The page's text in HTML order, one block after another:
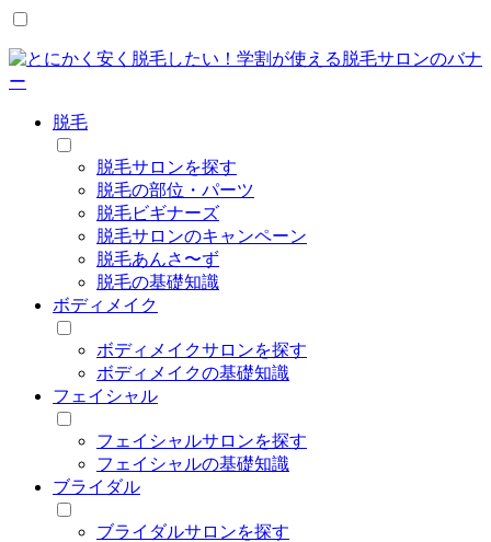
脱毛
脱毛サロンを探す
脱毛の部位・パーツ
脱毛ビギナーズ
脱毛サロンのキャンペーン
脱毛あんさ〜ず
脱毛の基礎知識
ボディメイク
ボディメイクサロンを探す
ボディメイクの基礎知識
フェイシャル
フェイシャルサロンを探す
フェイシャルの基礎知識
ブライダル
ブライダルサロンを探す